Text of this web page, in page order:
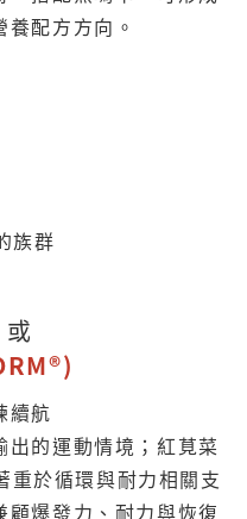
配方方向。
族群
或
續航
的運動情境；紅莧菜
重於循環與耐力相關支
爆發力、耐力與恢復